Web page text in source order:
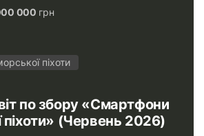
000 грн
піхоти
по збору «Смартфони
піхоти» (Червень 2026)